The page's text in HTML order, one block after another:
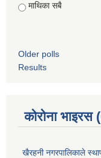
माथिका सबै
Older polls
Results
कोरोना
खैरहनी नगरपालिकाले